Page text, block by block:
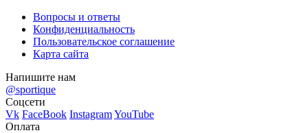
Вопросы и ответы
Конфиденциальность
Пользовательское соглашение
Карта сайта
Напишите нам
@sportique
Соцсети
Vk FaceBook InstagramYouTube
Оплата